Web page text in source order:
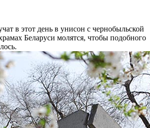
в этот день в унисон с чернобыльской
Беларуси молятся, чтобы подобного